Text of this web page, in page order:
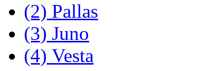
(2) Pallas
(3) Juno
(4) Vesta